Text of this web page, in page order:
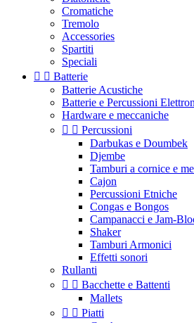
Cromatiche
Tremolo
Accessories
Spartiti
Speciali
  Batterie
Batterie Acustiche
Batterie e Percussioni
Hardware e meccaniche
  Percussioni
Darbukas e Doumbek
Djembe
Tamburi a cornice e
Cajon
Percussioni Etniche
Congas e Bongos
Campanacci e Jam-
Shaker
Tamburi Armonici
Effetti sonori
Rullanti
  Bacchette e Battenti
Mallets
  Piatti